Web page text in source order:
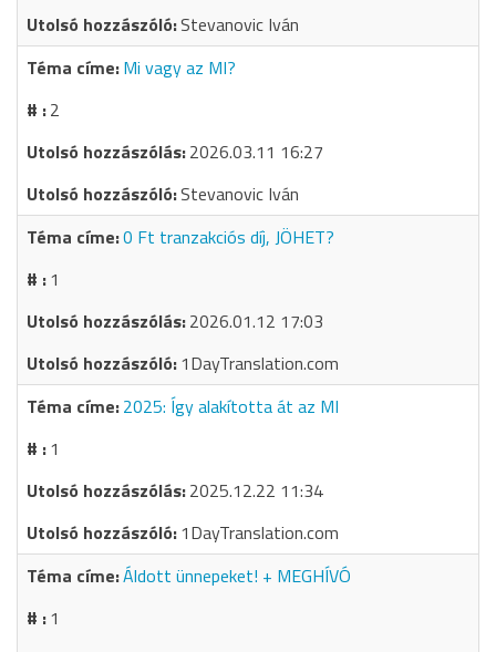
Stevanovic Iván
Mi vagy az MI?
2
2026.03.11 16:27
Stevanovic Iván
0 Ft tranzakciós díj, JÖHET?
1
2026.01.12 17:03
1DayTranslation.com
2025: Így alakította át az MI
1
2025.12.22 11:34
1DayTranslation.com
Áldott ünnepeket! + MEGHÍVÓ
1